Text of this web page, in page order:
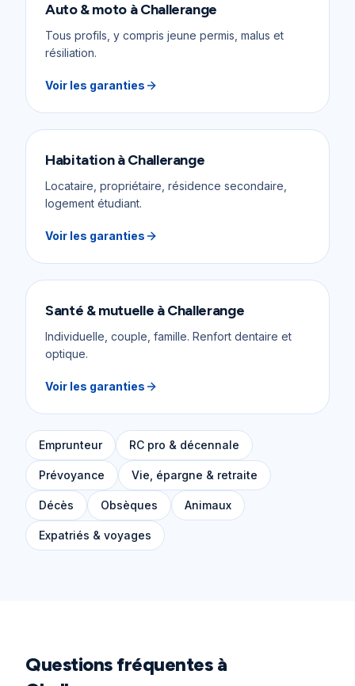
Auto & moto àChallerange
Tous profils, y compris jeune permis, malus et
résiliation.
Voir les garanties
HabitationàChallerange
Locataire, propriétaire, résidence secondaire,
logement étudiant.
Voir les garanties
Santé & mutuelle àChallerange
Individuelle, couple, famille. Renfort dentaire et
optique.
Voir les garanties
Emprunteur RC pro & décennale
Prévoyance Vie, épargne & retraite
Décès Obsèques Animaux
Expatriés & voyages
Questions fréquentes à